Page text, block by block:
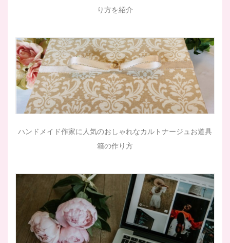
り方を紹介
ハンドメイド作家に人気のおしゃれなカルトナージュお道具
箱の作り方